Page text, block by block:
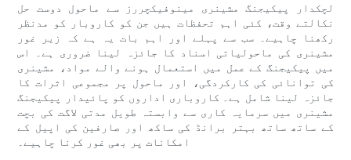
لچکدار پیکیجنگ مشینری مینوفیکچررز سے ماحول دوست حل
نکالتے وقت، کئی اہم تحفظات ہیں جن کو کاروبار کو مدنظر
رکھنا چاہیے۔ سب سے پہلے اور اہم بات یہ ہے کہ زیر غور
مشینری کی ماحولیاتی اسناد کا جائزہ لینا ضروری ہے۔ اس
میں پیکیجنگ کے عمل میں استعمال ہونے والے مواد، مشینری
کی توانائی کی کارکردگی، اور ماحول پر مجموعی اثرات کا
جائزہ لینا شامل ہے۔ کاروباری اداروں کو پائیدار پیکیجنگ
مشینری میں سرمایہ کاری سے وابستہ طویل مدتی لاگت کی بچت
کے ساتھ ساتھ بہتر برانڈ کی ساکھ اور صارفین کی اپیل کے
امکانات پر بھی غور کرنا چاہیے۔